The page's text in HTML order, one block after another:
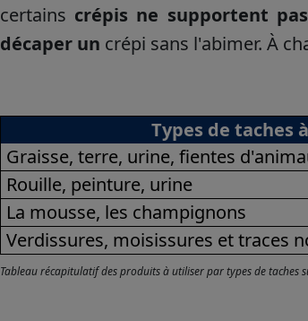
certains crépis ne supportent
décaper un crépi sans l'abimer. À
Types de taches
Graisse, terre, urine, fientes
Rouille, peinture, urine
La mousse, les champignons
Verdissures, moisissures et traces
Tableau récapitulatif des produits à utiliser par types de taches